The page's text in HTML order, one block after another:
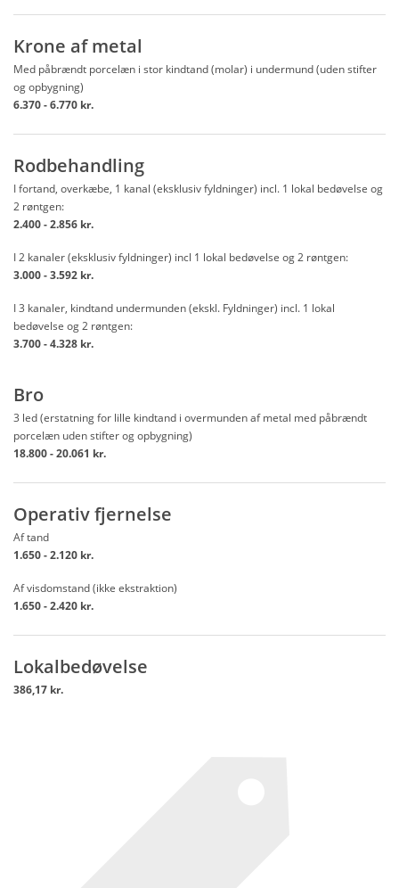
Krone af metal
Med påbrændt porcelæn i stor kindtand (molar) i undermund (uden stifter
og opbygning)
6.370 - 6.770 kr.
Rodbehandling
I fortand, overkæbe, 1 kanal (eksklusiv fyldninger) incl. 1 lokal bedøvelse og
2 røntgen:
2.400 - 2.856 kr.
I 2 kanaler (eksklusiv fyldninger) incl 1 lokal bedøvelse og 2 røntgen:
3.000 - 3.592 kr.
I 3 kanaler, kindtand undermunden (ekskl. Fyldninger) incl. 1 lokal
bedøvelse og 2 røntgen:
3.700 - 4.328 kr.
Bro
3 led (erstatning for lille kindtand i overmunden af metal med påbrændt
porcelæn uden stifter og opbygning)
18.800 - 20.061 kr.
Operativ fjernelse
Af tand
1.650 - 2.120 kr.
Af visdomstand (ikke ekstraktion)
1.650 - 2.420 kr.
Lokalbedøvelse
386,17 kr.